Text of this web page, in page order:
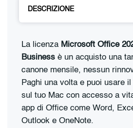
DESCRIZIONE
La licenza Microsoft Office
Business è un acquisto una
canone mensile, nessun
Paghi una volta e puoi usare
sul tuo Mac con accesso a
app di Office come Word,
Outlook e OneNote.